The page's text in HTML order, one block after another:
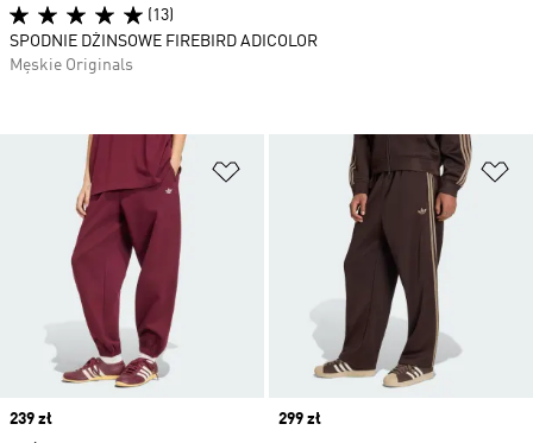
Dodaj do listy życzeń
Price
239 zł
Price
299 zł
(13)
SPODNIE DŻINSOWE FIREBIRD ADICOLOR
Męskie Originals